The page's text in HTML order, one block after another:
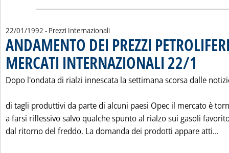
22/01/1992 - Prezzi Internazionali
ANDAMENTO DEI PREZZI
MERCATI INTERNAZIONALI 22/1
Dopo l'ondata di rialzi innescata la settimana scorsa dalle
di tagli produttivi da parte di alcuni paesi Opec il mercato è
a farsi riflessivo salvo qualche spunto al rialzo sui gasoli
dal ritorno del freddo. La domanda dei prodotti appare atti...